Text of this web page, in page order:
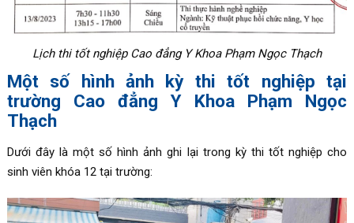
Lịch thi tốt nghiệp Cao đẳng Y Khoa Phạm Ngọc Thạch
Một số hình ảnh kỳ thi tốt nghiệp tại
trường Cao đẳng Y Khoa Phạm Ngọc
Thạch
Dưới đây là một số hình ảnh ghi lại trong kỳ thi tốt nghiệp cho
sinh viên khóa 12 tại trường: